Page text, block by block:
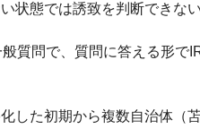
状態では誘致を判断できな
質問で、質問に答える形で
した初期から複数自治体（